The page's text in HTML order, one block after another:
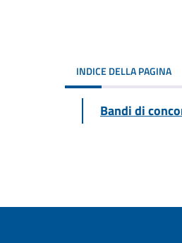
INDICE DELLA PAGINA
Bandi di